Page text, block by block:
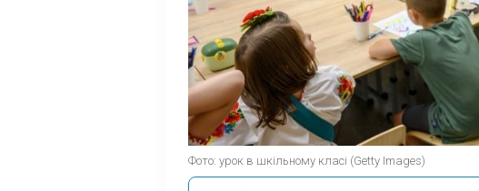
Фото: урок в шкільному класі (Getty Images)